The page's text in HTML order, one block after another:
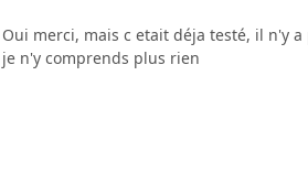
Oui merci, mais c etait déja testé, il n'y
je n'y comprends plus rien